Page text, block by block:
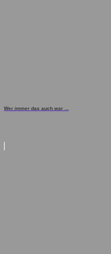
Wer immer das auch war ...